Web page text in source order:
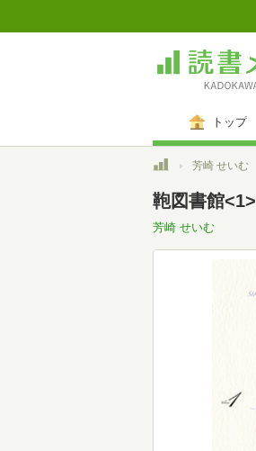
トップ
トップ芳崎 せいむ
鞄図書館<1>
芳崎 せいむ